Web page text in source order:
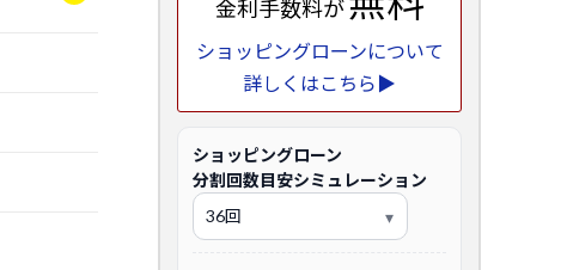
金利手数料が
ショッピングローンについて
詳しくはこちら▶
ショッピングローン
分割回数目安シミュレーション